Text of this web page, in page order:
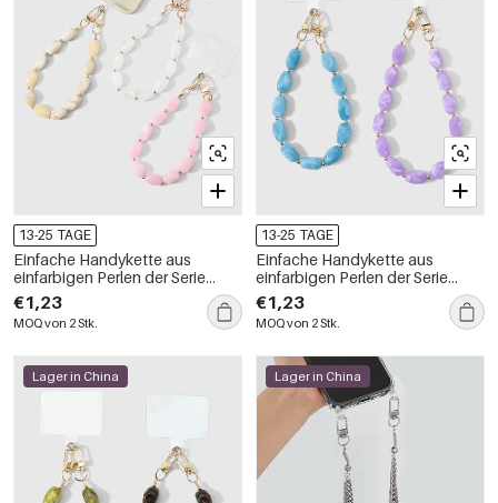
13-25 TAGE
Einfache Handykette aus
einfarbigen Perlen der Serie
Simple, täglich erhältlich
€1,23
MOQ von 2 Stk.
13-25 TAGE
Einfache Handykette aus
einfarbigen Perlen der Serie
Simple, täglich erhältlich
€1,23
MOQ von 2 Stk.
Lager in China Lager in China